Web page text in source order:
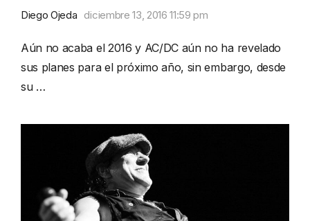
Diego Ojeda diciembre 13, 2016 11:59 pm
Aún no acaba el 2016 y AC/DC aún no ha revelado
sus planes para el próximo año, sin embargo, desde
su …